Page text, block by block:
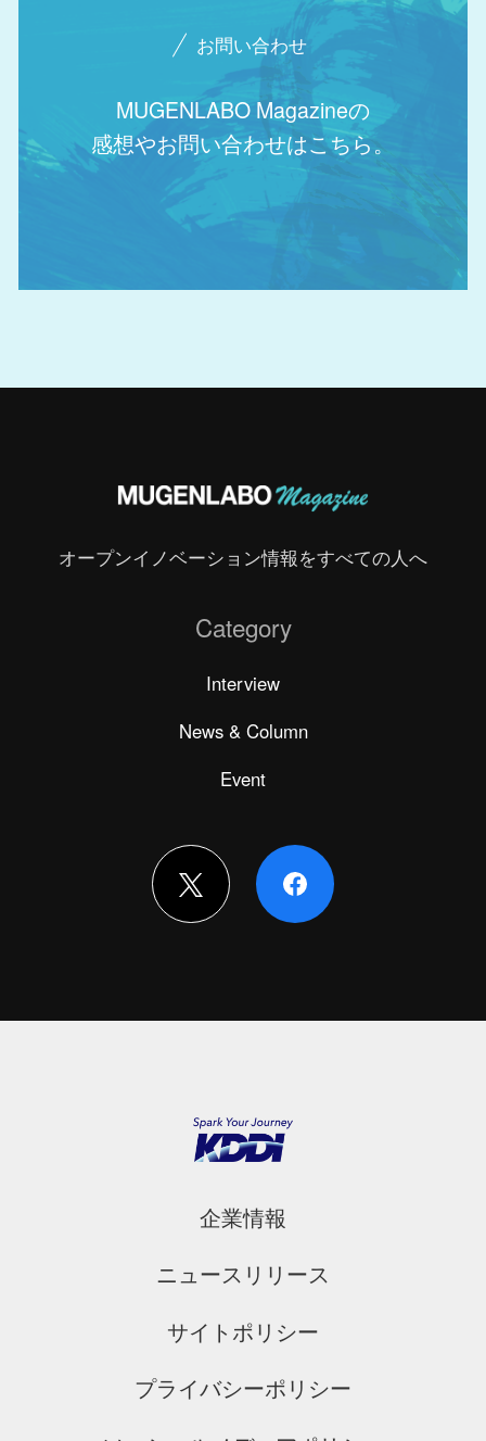
お問い合わせ
MUGENLABO Magazineの
感想やお問い合わせはこちら。
オープンイノベーション情報をすべての人へ
Category
Interview
News & Column
Event
企業情報
ニュースリリース
サイトポリシー
プライバシーポリシー